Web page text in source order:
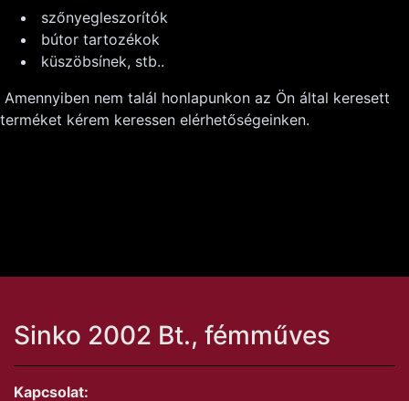
szőnyegleszorítók
bútor tartozékok
küszöbsínek, stb..
Amennyiben nem talál honlapunkon az Ön által keresett
terméket kérem keressen elérhetőségeinken.
Sinko 2002 Bt., fémműves
Kapcsolat: